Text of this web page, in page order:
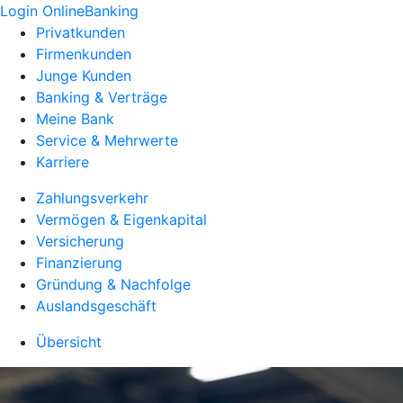
Login OnlineBanking
Privatkunden
Firmenkunden
Junge Kunden
Banking & Verträge
Meine Bank
Service & Mehrwerte
Karriere
Zahlungsverkehr
Vermögen & Eigenkapital
Versicherung
Finanzierung
Gründung & Nachfolge
Auslandsgeschäft
Übersicht